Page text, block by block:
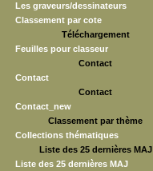
Les graveurs/dessinateurs
Classement par cote
Téléchargement
Feuilles pour classeur
Contact
Contact
Contact
Contact_new
Classement par thème
Collections thématiques
Liste des 25 dernières MAJ
Liste des 25 dernières MAJ